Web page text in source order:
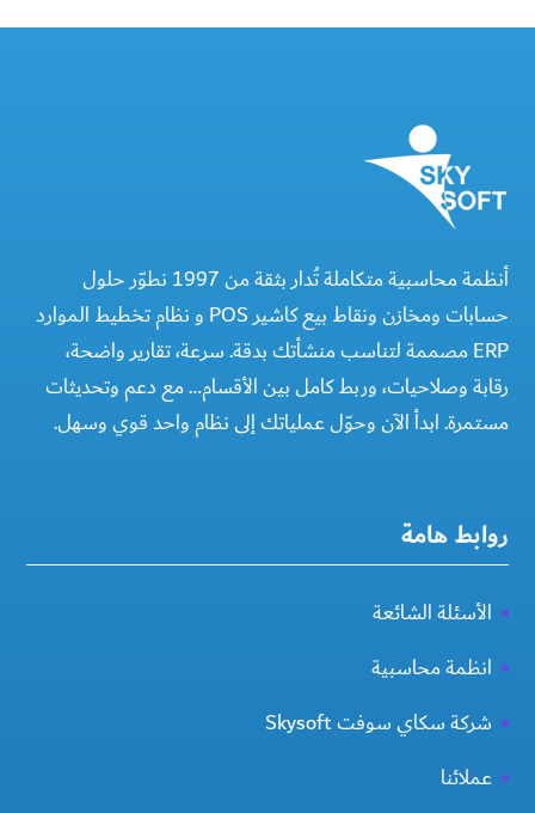
أنظمة محاسبية متكاملة تُدار بثقة من 1997 نطوّر حلول
حسابات ومخازن ونقاط بيع كاشير POS و نظام تخطيط الموارد
ERP مصممة لتناسب منشأتك بدقة. سرعة، تقارير واضحة،
رقابة وصلاحيات، وربط كامل بين الأقسام… مع دعم وتحديثات
مستمرة. ابدأ الآن وحوّل عملياتك إلى نظام واحد قوي وسهل.
روابط هامة
الأسئلة الشائعة
انظمة محاسبية
شركة سكاي سوفت Skysoft
عملائنا